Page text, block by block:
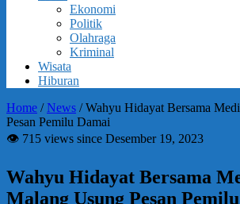
Ekonomi
Politik
Olahraga
Kriminal
Wisata
Hiburan
Home /News /Wahyu Hidayat Bersama
Pesan Pemilu Damai
👁 715 views since Desember 19, 2023
Wahyu Hidayat Bersama
Malang Usung Pesan